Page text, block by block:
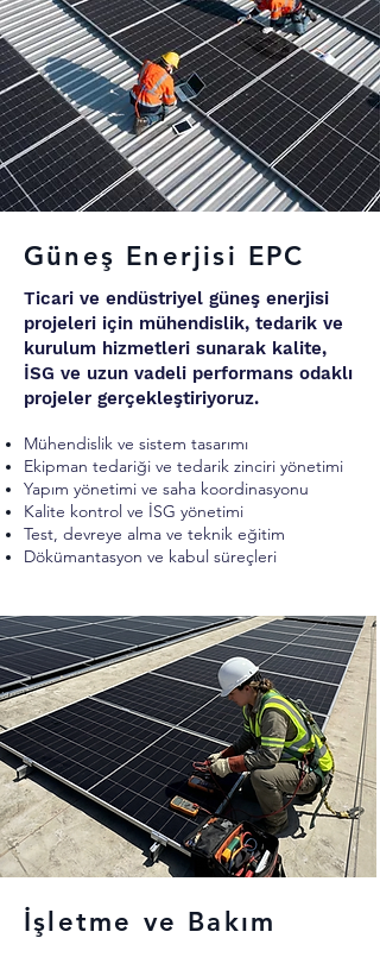
Güneş Enerjisi EPC
Ticari ve endüstriyel güneş enerjisi
projeleri için mühendislik, tedarik ve
kurulum hizmetleri sunarak kalite,
İSG ve uzun vadeli performans odaklı
projeler gerçekleştiriyoruz.
Mühendislik ve sistem tasarımı
Ekipman tedariği ve tedarik zinciri yönetimi
Yapım yönetimi ve saha koordinasyonu
Kalite kontrol ve İSG yönetimi
Test, devreye alma ve teknik eğitim
Dökümantasyon ve kabul süreçleri
İşletme ve Bakım